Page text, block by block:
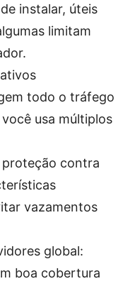
instalar, úteis
limitam
todo o tráfego
usa múltiplos
contra
vazamentos
global:
boa cobertura